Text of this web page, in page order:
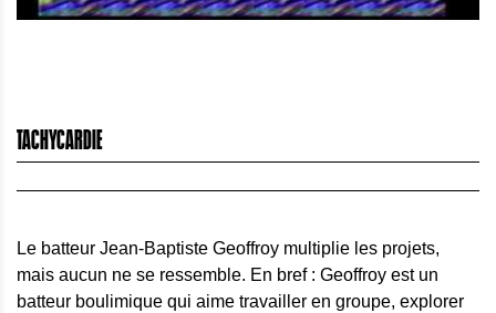
TACHYCARDIE
Le batteur Jean-Baptiste Geoffroy multiplie les projets,
mais aucun ne se ressemble. En bref : Geoffroy est un
batteur boulimique qui aime travailler en groupe, explorer